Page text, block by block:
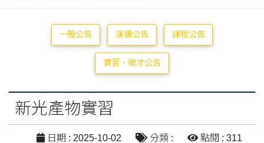
一般公告 演講公告 課程公告
實習、徵才公告
新光產物實習
日期 : 2025-10-02 分類 : 點閱 : 311